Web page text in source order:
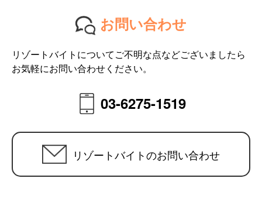
お問い合わせ
リゾートバイトについてご不明な点などございましたら
お気軽にお問い合わせください。
03-6275-1519
リゾートバイトのお問い合わせ